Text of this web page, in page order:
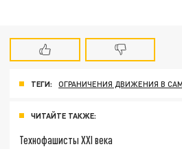
ТЕГИ: ОГРАНИЧЕНИЯ ДВИЖЕНИЯ В
ЧИТАЙТЕ ТАКЖЕ:
Технофашисты XXI века